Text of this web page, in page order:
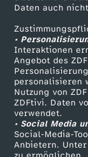
Daten auch
•
Interaktionen
Angebot des
personalisieren
Nutzung von
ZDFtivi. Daten
verwendet.
• Social Media
Social-Media-
Anbietern. Unter
b
b
i
n
g
ZDFtext
Livestreams
Sendungen A-Z
TV-Programm
ZDF Unternehmen
Karriere